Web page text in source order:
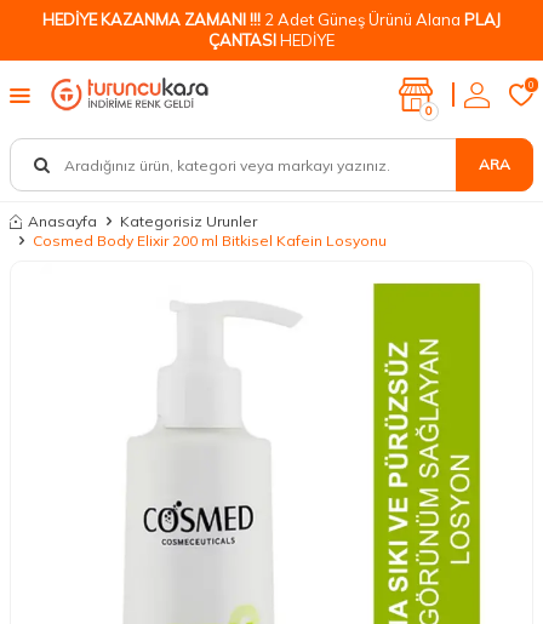
HEDİYE KAZANMA ZAMANI !!! 2 Adet Güneş Ürünü Alana PLAJ
ÇANTASIHEDİYE
ARA
0
0
Anasayfa
Kategorisiz Urunler
Cosmed Body Elixir 200 ml Bitkisel Kafein Losyonu